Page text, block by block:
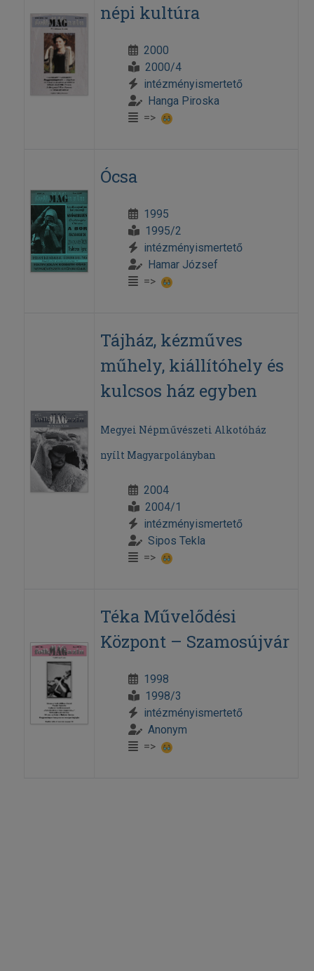
népi kultúra
2000
2000/4
intézményismertető
Hanga Piroska
=>
Ócsa
1995
1995/2
intézményismertető
Hamar József
=>
Tájház, kézműves
műhely, kiállítóhely és
kulcsos ház egyben
Megyei Népművészeti Alkotóház
nyílt Magyarpolányban
2004
2004/1
intézményismertető
Sipos Tekla
=>
Téka Művelődési
Központ – Szamosújvár
1998
1998/3
intézményismertető
Anonym
=>